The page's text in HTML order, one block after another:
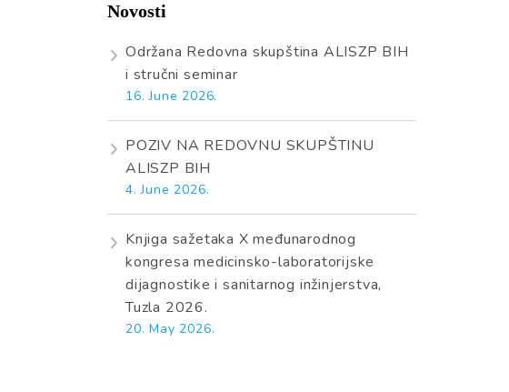
Novosti
Održana Redovna skupština ALISZP BIH
i stručni seminar
16. June 2026.
POZIV NA REDOVNU SKUPŠTINU
ALISZP BIH
4. June 2026.
Knjiga sažetaka X međunarodnog
kongresa medicinsko-laboratorijske
dijagnostike i sanitarnog inžinjerstva,
Tuzla 2026.
20. May 2026.